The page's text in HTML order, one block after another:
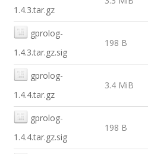
1.4.3.tar.gz
gprolog-
1.4.3.tar.gz.sig
198 B
gprolog-
1.4.4.tar.gz
3.4 MiB
gprolog-
1.4.4.tar.gz.sig
198 B